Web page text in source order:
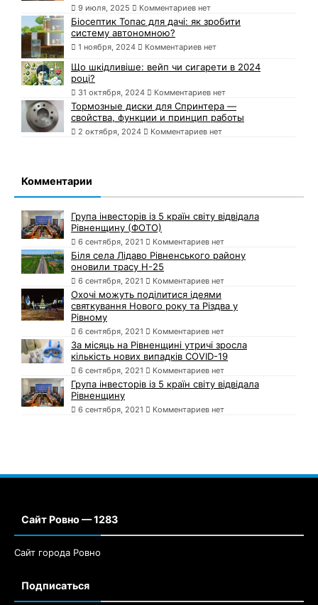
9 июля, 2025 Комментариев нет
Біосептик Топас для дачі: як зробити
систему автономною?
1 ноября, 2024 Комментариев нет
Що шкідливіше: вейп чи сигарети в 2024
році?
31 октября, 2024 Комментариев нет
Тормозные диски для Спринтера —
свойства, функции и принцип работы
2 октября, 2024 Комментариев нет
Комментарии
Група інвесторів із 5 країн світу відвідала
Рівненщину (ФОТО)
6 сентября, 2021 Комментариев нет
Біля села Лідаво Рівненського району
оновили трасу Н-25
6 сентября, 2021 Комментариев нет
Охочі можуть поділитися ідеями
святкування Нового року та Різдва у
Рівному
6 сентября, 2021 Комментариев нет
За місяць на Рівненщині утричі зросла
кількість нових випадків COVID-19
6 сентября, 2021 Комментариев нет
Група інвесторів із 5 країн світу відвідала
Рівненщину
6 сентября, 2021 Комментариев нет
Сайт Ровно — 1283
Сайт города Ровно
Подписаться